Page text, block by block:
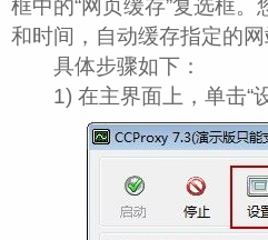
框中的“网页缓存”复选框
和时间，自动缓存指定的网
具体步骤如下：
1) 在主界面上，单击“设